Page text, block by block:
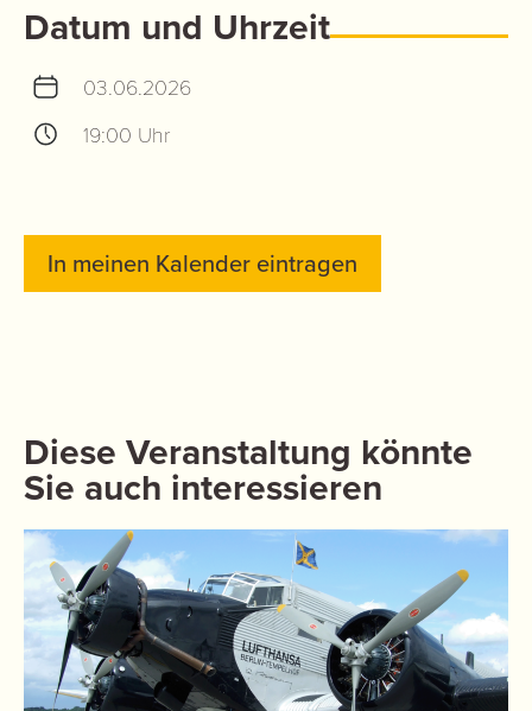
Datum und Uhrzeit
03.06.2026
19:00 Uhr
In meinen Kalender eintragen
Diese Veranstaltung könnte
Sie auch interessieren